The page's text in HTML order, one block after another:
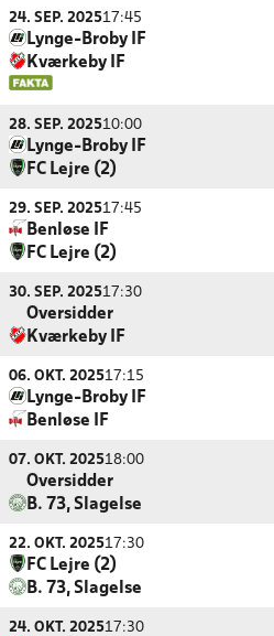
24. SEP. 202517:45
Lynge-Broby IF
Kværkeby IF
28. SEP. 202510:00
Lynge-Broby IF
FC Lejre (2)
29. SEP. 202517:45
Benløse IF
FC Lejre (2)
30. SEP. 202517:30
Oversidder
Kværkeby IF
06. OKT. 202517:15
Lynge-Broby IF
Benløse IF
07. OKT. 202518:00
Oversidder
B. 73, Slagelse
22. OKT. 202517:30
FC Lejre (2)
B. 73, Slagelse
24. OKT. 202517:30